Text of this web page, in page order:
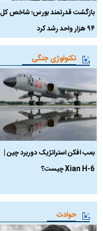
بازگشت قدرتمند بورس؛ شاخص کل
۹۴ هزار واحد رشد کرد
تکنولوژی جنگی
بمب افکن استراتژیک دوربرد چین |
Xian H-6 چیست؟
حوادث